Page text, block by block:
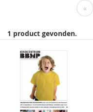
Ana del Barrio Saiz
Rina Bartels
Daniëlla Bastin
Celeste Bekkering
Joop Berding
Kim van den Berg
«
1 product gevonden.